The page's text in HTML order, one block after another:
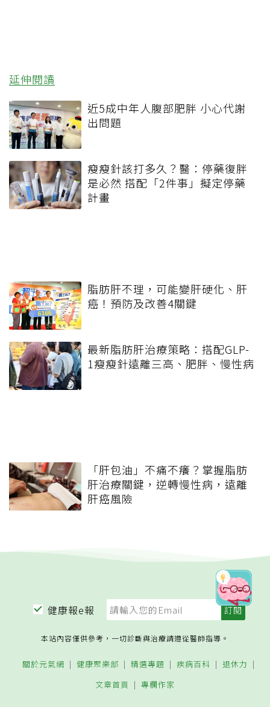
延伸閱讀
近5成中年人腹部肥胖 小心代謝
出問題
瘦瘦針該打多久？醫：停藥復胖
是必然 搭配「2件事」擬定停藥
計畫
脂肪肝不理，可能變肝硬化、肝
癌！預防及改善4關鍵
最新脂肪肝治療策略：搭配GLP-
1瘦瘦針遠離三高、肥胖、慢性病
「肝包油」不痛不癢？掌握脂肪
肝治療關鍵，逆轉慢性病，遠離
肝癌風險
健康報e報
本站內容僅供參考，一切診斷與治療請遵從醫師指導。
關於元氣網 健康聚樂部 精選專題 疾病百科
退休力
文章首頁
專欄作家